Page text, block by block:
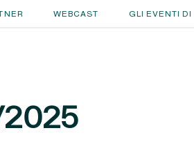
WEBCAST GLI EVENTI
2025